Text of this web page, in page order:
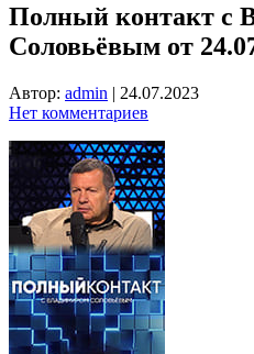
Полный контакт с
Соловьёвым от
Автор: admin | 24.07.2023
Нет комментариев